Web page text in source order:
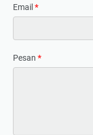
Email*
Pesan *